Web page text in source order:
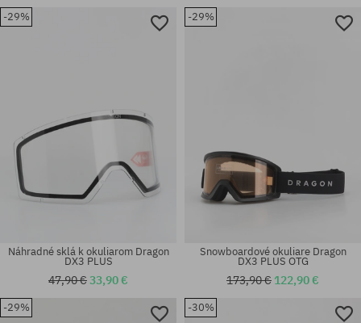
-29%
Náhradné sklá k okuliarom Dragon
DX3 PLUS
47,90 €33,90 €
-29%
Snowboardové okuliare Dragon
DX3 PLUS OTG
173,90 € 122,90 €
-29% -30%